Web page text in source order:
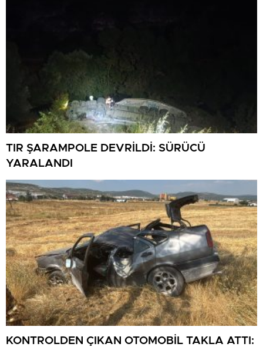
TIR ŞARAMPOLE DEVRİLDİ: SÜRÜCÜ
YARALANDI
KONTROLDEN ÇIKAN OTOMOBİL TAKLA ATTI: